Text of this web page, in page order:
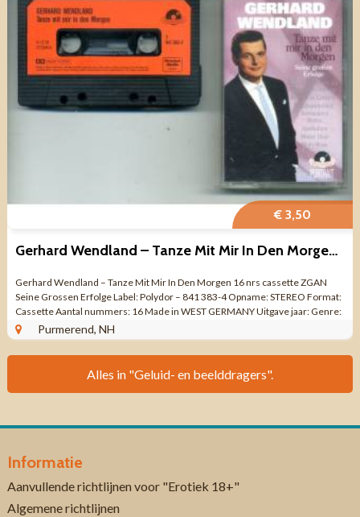
€ 3,50
Gerhard Wendland – Tanze Mit Mir In Den Morgen 16 nrs ZGAN
Gerhard Wendland – Tanze Mit Mir In Den Morgen 16 nrs cassette ZGAN
Seine Grossen Erfolge Label: Polydor – 841 383-4 Opname: STEREO Format:
Cassette Aantal nummers: 16 Made in WEST GERMANY Uitgave jaar: Genre:
POP / ...Purmerend, NH
Alles in "Geluid- en beelddragers".
Informatie
Aanvullende richtlijnen voor "Erotiek 18+"
Algemene richtlijnen